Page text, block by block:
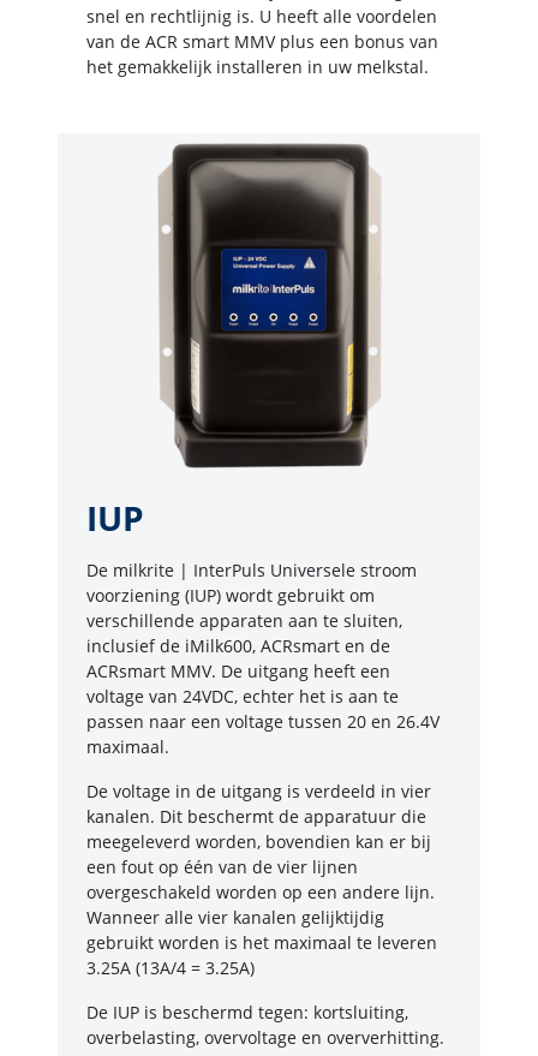
snel en rechtlijnig is. U heeft alle voordelen
van de ACR smart MMV plus een bonus van
het gemakkelijk installeren in uw melkstal.
IUP
De milkrite | InterPuls Universele stroom
voorziening (IUP) wordt gebruikt om
verschillende apparaten aan te sluiten,
inclusief de iMilk600, ACRsmart en de
ACRsmart MMV. De uitgang heeft een
voltage van 24VDC, echter het is aan te
passen naar een voltage tussen 20 en 26.4V
maximaal.
De voltage in de uitgang is verdeeld in vier
kanalen. Dit beschermt de apparatuur die
meegeleverd worden, bovendien kan er bij
een fout op één van de vier lijnen
overgeschakeld worden op een andere lijn.
Wanneer alle vier kanalen gelijktijdig
gebruikt worden is het maximaal te leveren
3.25A (13A/4 = 3.25A)
De IUP is beschermd tegen: kortsluiting,
overbelasting, overvoltage en oververhitting.